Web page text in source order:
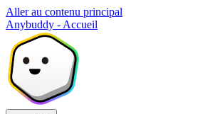
Aller au contenu principal
Anybuddy - Accueil